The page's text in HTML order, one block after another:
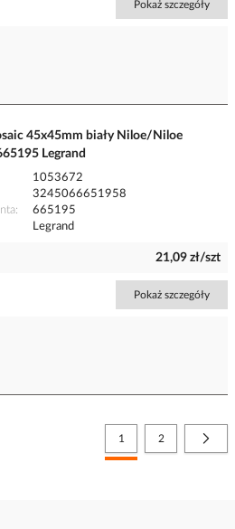
Pokaż szczegóły
45x45mm biały Niloe/Niloe
Legrand
1053672
3245066651958
665195
Legrand
21,09 zł/szt
Pokaż szczegóły
Strona
Aktualnie czytasz stronę
1 Strona
2